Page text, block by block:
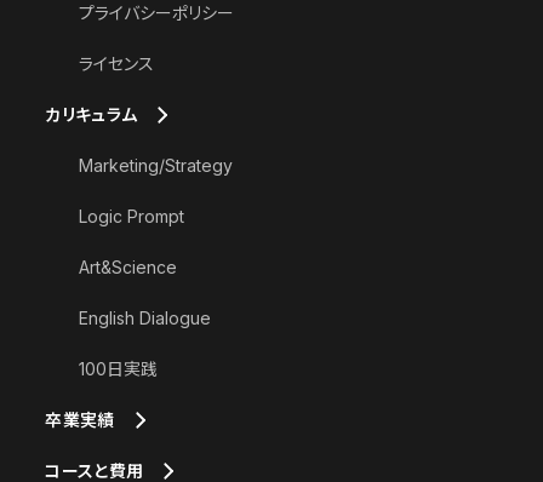
プライバシーポリシー
ライセンス
カリキュラム
Marketing/Strategy
Logic Prompt
Art&Science
English Dialogue
100日実践
卒業実績
コースと費用